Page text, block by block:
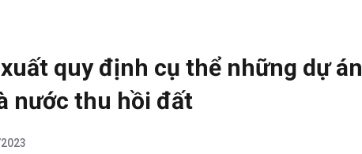
quy định cụ thể những dự án
nước thu hồi đất